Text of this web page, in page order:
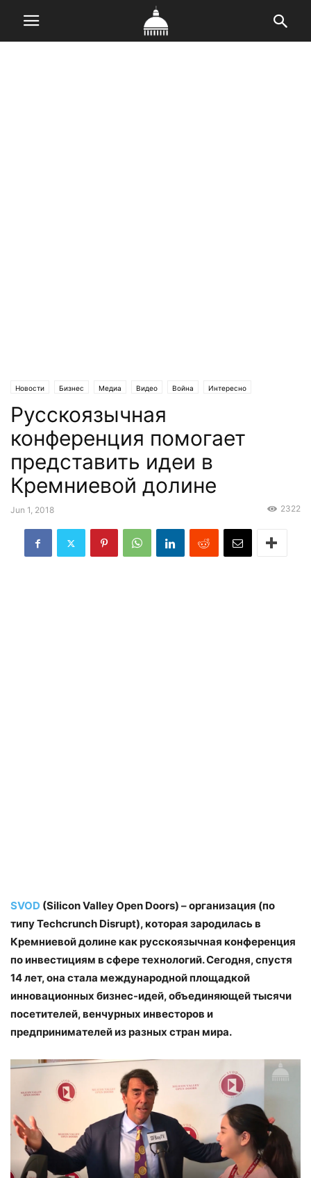
Новости Бизнес Медиа Видео Война Интересно
Стартапы
Русскоязычная
конференция помогает
представить идеи в
Кремниевой долине
Jun 1, 2018 2322
SVOD (Silicon Valley Open Doors) – организация (по
типу Techcrunch Disrupt), которая зародилась в
Кремниевой долине как русскоязычная конференция
по инвестициям в сфере технологий. Сегодня, спустя
14 лет, она стала международной площадкой
инновационных бизнес-идей, объединяющей тысячи
посетителей, венчурных инвесторов и
предпринимателей из разных стран мира.